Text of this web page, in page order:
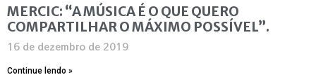
MERCIC: “A MÚSICA É O QUE QUERO
COMPARTILHAR O MÁXIMO POSSÍVEL”.
16 de dezembro de 2019
Continue lendo »